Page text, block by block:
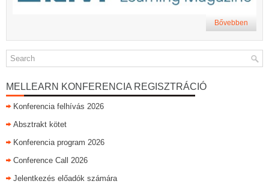
Bővebben
MELLEARN KONFERENCIA REGISZTRÁCIÓ
Konferencia felhívás 2026
Absztrakt kötet
Konferencia program 2026
Conference Call 2026
Jelentkezés előadók számára